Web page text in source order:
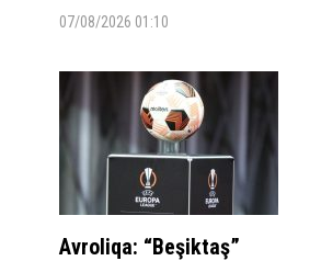
07/08/2026 01:10
Avroliqa: “Beşiktaş”